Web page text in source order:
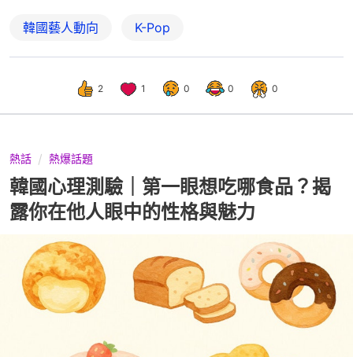
韓國藝人動向 K-Pop
2 1 0 0 0
熱話 熱爆話題
韓國心理測驗｜第一眼想吃哪食品？揭
露你在他人眼中的性格與魅力